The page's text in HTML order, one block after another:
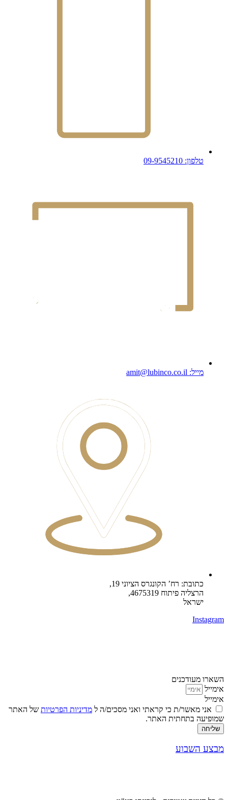
טלפון: 09-9545210
מייל: amit@lubinco.co.il
כתובת: רח’ הקונגרס הציוני 19,
הרצליה פיתוח 4675319,
ישראל
Instagram
השארו מעודכנים
אימייל
אימייל
אני מאשר/ת כי קראתי ואני מסכים/ה ל מדיניות הפרטיות של האתר
שמופיעה בתחתית האתר.
שליחה
מבצע השבוע